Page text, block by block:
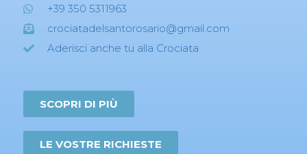
+39 350 5311963
crociatadelsantorosario@gmail.com
Aderisci anche tu alla Crociata
SCOPRI DI PIÙ
LE VOSTRE RICHIESTE